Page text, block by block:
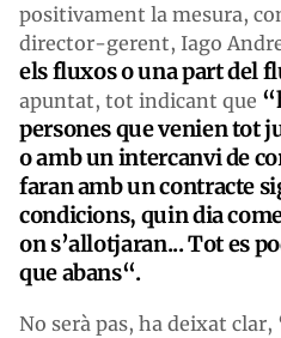
positivament la mesura,
director-gerent, Iago
els fluxos o una part del
apuntat, tot indicant que
persones que venien tot
o amb un intercanvi de
faran amb un contracte
condicions, quin dia
on s’allotjaran... Tot es
que abans“.
No serà pas, ha deixat clar,